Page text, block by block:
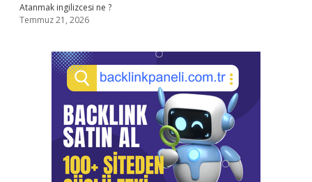
Atanmak ingilizcesi ne ?
Temmuz 21, 2026